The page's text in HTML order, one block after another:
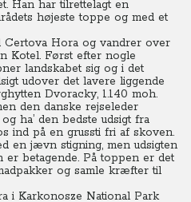
Han har tilrettelagt en
højeste toppe og med et
Hora og vandrer over
Kotel. Først efter nogle
landskabet sig og i det
udover det lavere liggende
Dvoracky, 1.140 moh.
den danske rejseleder
ha’ den bedste udsigt fra
ind på en grussti fri af skoven.
en jævn stigning, men udsigten
betagende. På toppen er det
og samle kræfter til